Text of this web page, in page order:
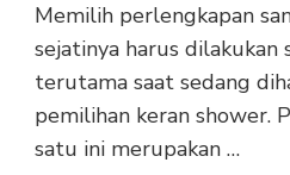
Memilih perlengkapan
sejatinya harus dilakukan
terutama saat sedang
pemilihan keran shower.
satu ini merupakan …